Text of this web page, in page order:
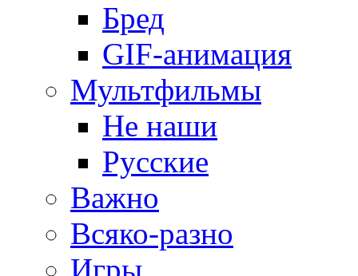
Бред
GIF-анимация
Мультфильмы
Не наши
Русские
Важно
Всяко-разно